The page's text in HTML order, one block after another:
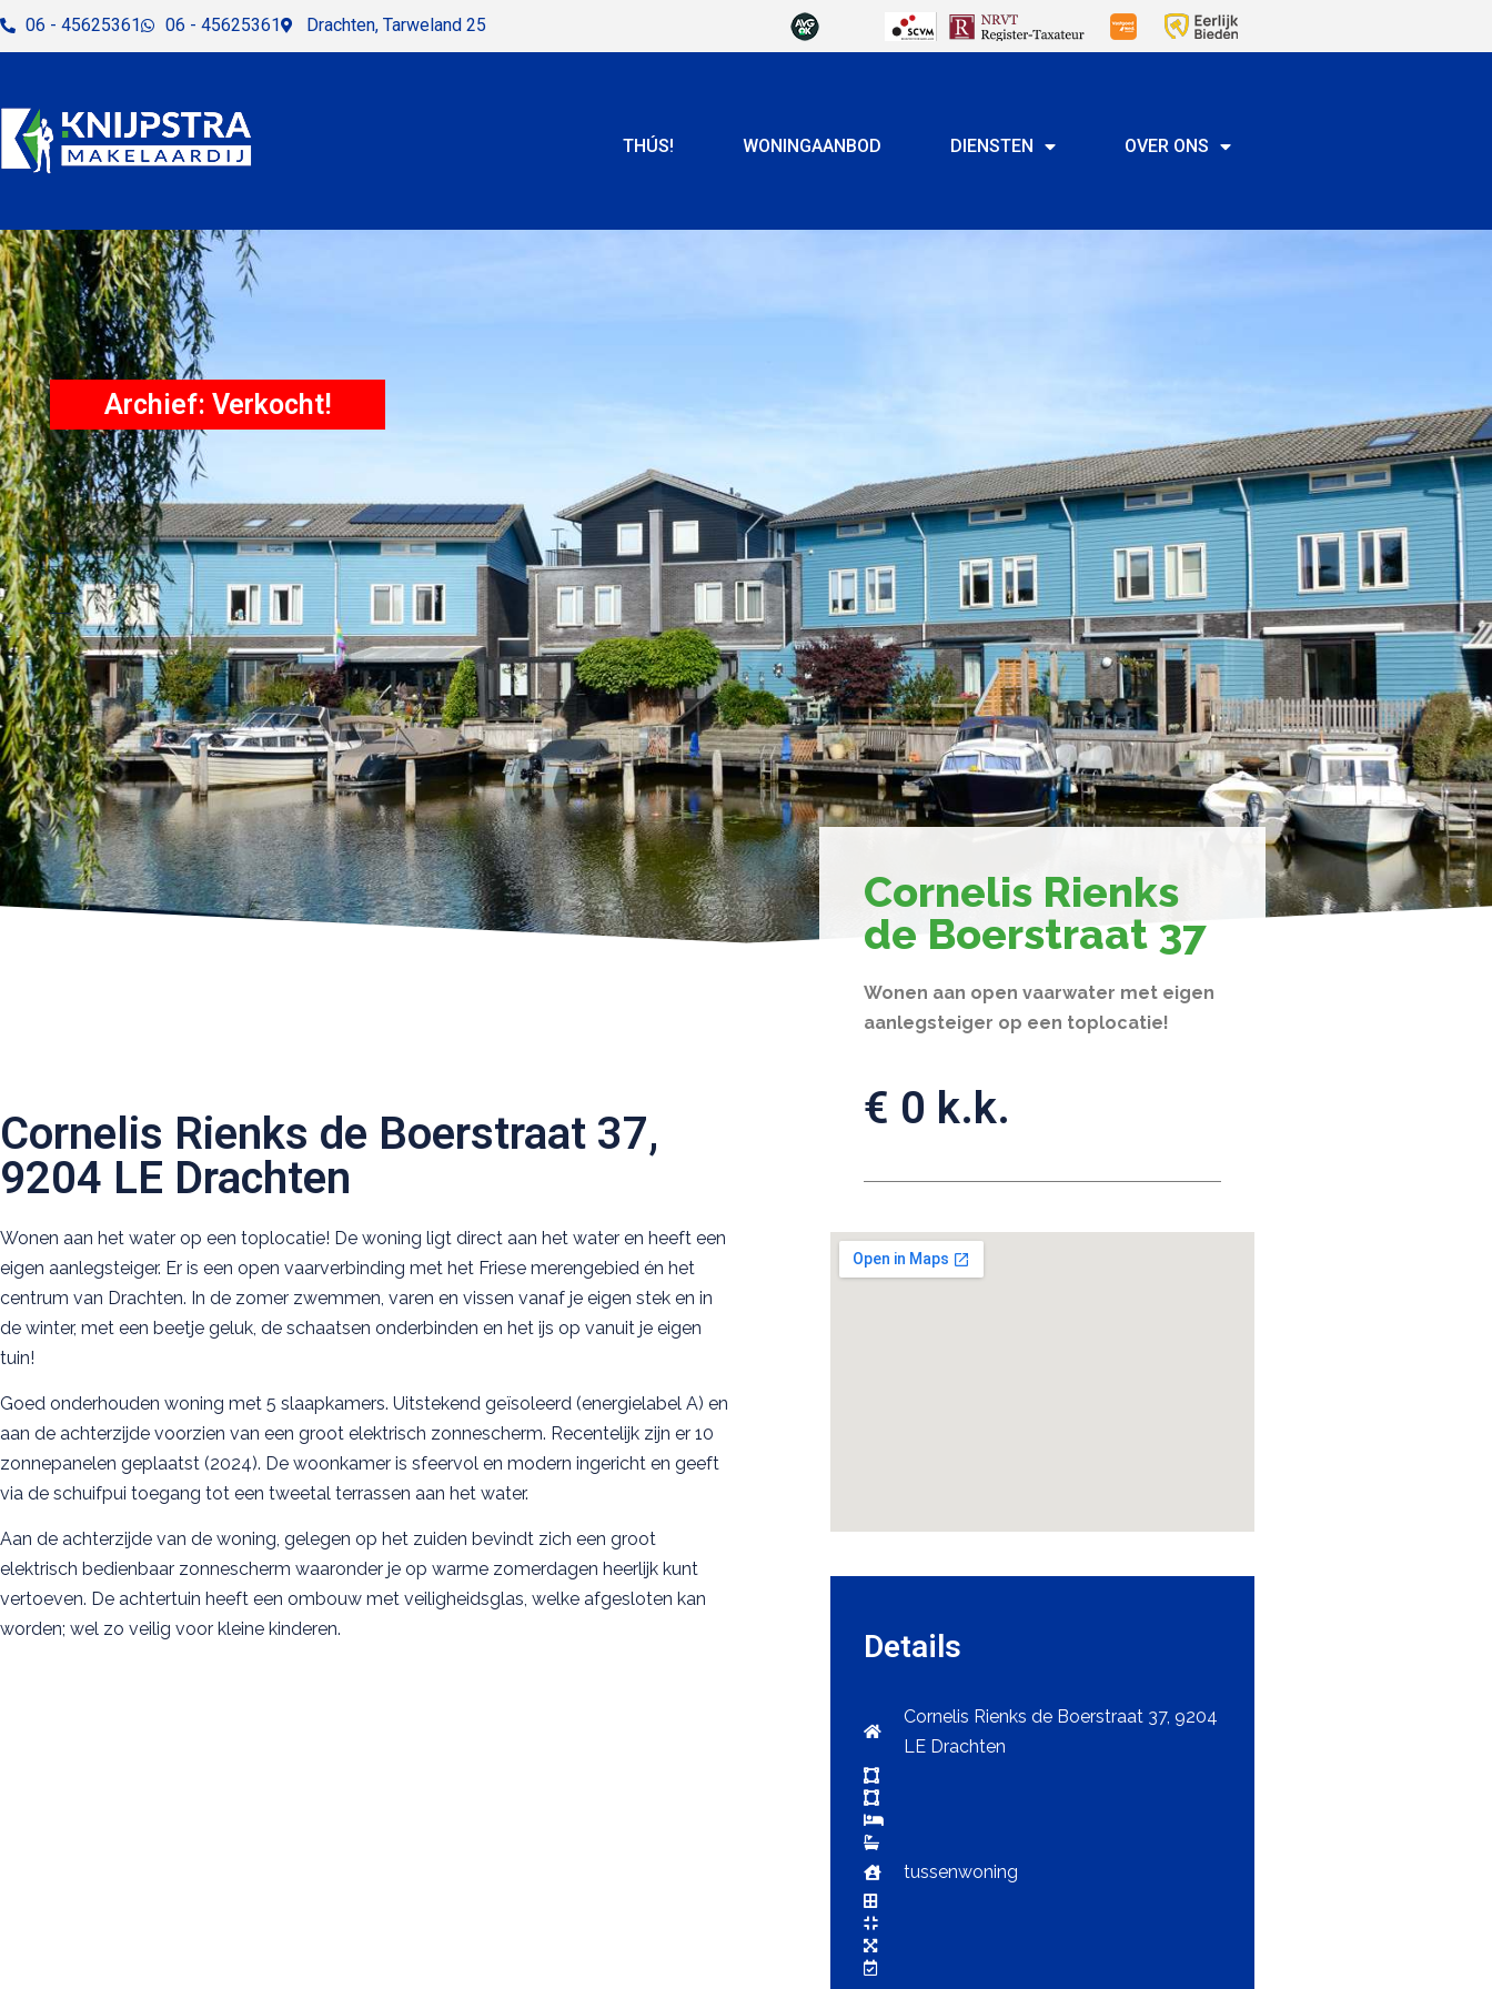
06 - 45625361 06 - 45625361 Drachten, Tarweland 25
THÚS! WONINGAANBOD DIENSTEN OVER ONS
Archief: Verkocht!
Cornelis Rienks de Boerstraat 37,
9204 LE Drachten
Wonen aan het water op een toplocatie! De woning ligt direct aan het water en heeft een
eigen aanlegsteiger. Er is een open vaarverbinding met het Friese merengebied én het
centrum van Drachten. In de zomer zwemmen, varen en vissen vanaf je eigen stek en in
de winter, met een beetje geluk, de schaatsen onderbinden en het ijs op vanuit je eigen
tuin!
Goed onderhouden woning met 5 slaapkamers. Uitstekend geïsoleerd (energielabel A) en
aan de achterzijde voorzien van een groot elektrisch zonnescherm. Recentelijk zijn er 10
zonnepanelen geplaatst (2024). De woonkamer is sfeervol en modern ingericht en geeft
via de schuifpui toegang tot een tweetal terrassen aan het water.
Aan de achterzijde van de woning, gelegen op het zuiden bevindt zich een groot
elektrisch bedienbaar zonnescherm waaronder je op warme zomerdagen heerlijk kunt
vertoeven. De achtertuin heeft een ombouw met veiligheidsglas, welke afgesloten kan
worden; wel zo veilig voor kleine kinderen.
Cornelis Rienks
de Boerstraat 37
Wonen aan open vaarwater met eigen
aanlegsteiger op een toplocatie!
€ 0 k.k.
Details
Cornelis Rienks de Boerstraat 37, 9204
LE Drachten
tussenwoning